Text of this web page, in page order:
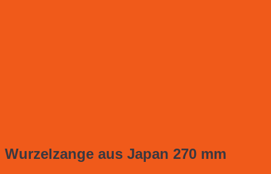
Wurzelzange aus Japan 270 mm